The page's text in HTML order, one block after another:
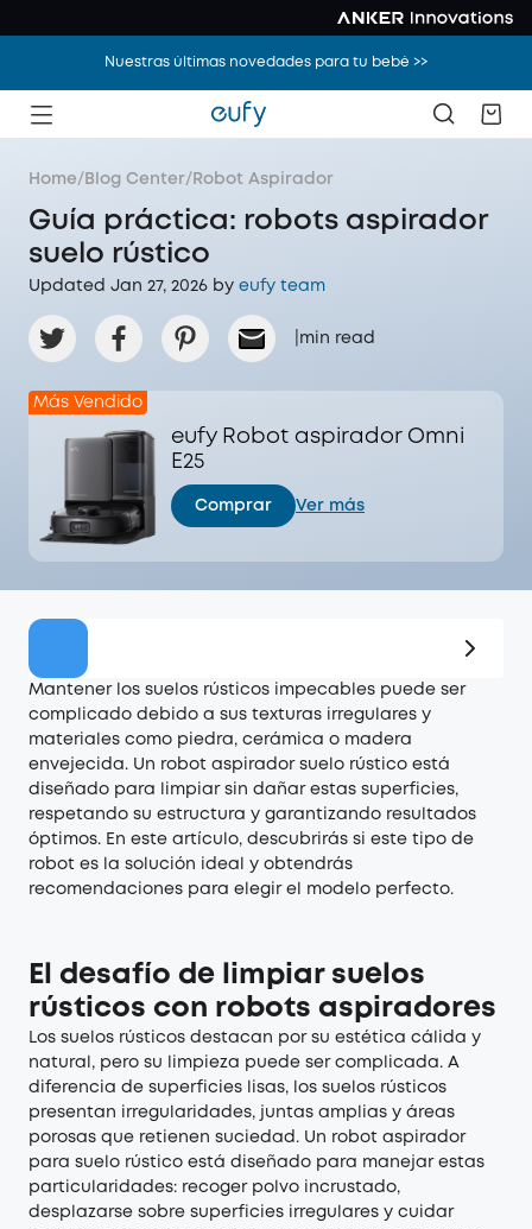
Nuestras últimas novedades para tu bebé >>
Home/ Blog Center/ Robot Aspirador
Guía práctica: robots aspirador
suelo rústico
Updated Jan 27, 2026 by eufy team
min read
Más Vendido
eufy Robot aspirador Omni
E25
Comprar Ver más
Mantener los suelos rústicos impecables puede ser
complicado debido a sus texturas irregulares y
materiales como piedra, cerámica o madera
envejecida. Un robot aspirador suelo rústico está
diseñado para limpiar sin dañar estas superficies,
respetando su estructura y garantizando resultados
óptimos. En este artículo, descubrirás si este tipo de
robot es la solución ideal y obtendrás
recomendaciones para elegir el modelo perfecto.
El desafío de limpiar suelos
rústicos con robots aspiradores
Los suelos rústicos destacan por su estética cálida y
natural, pero su limpieza puede ser complicada. A
diferencia de superficies lisas, los suelos rústicos
presentan irregularidades, juntas amplias y áreas
porosas que retienen suciedad. Un robot aspirador
para suelo rústico está diseñado para manejar estas
particularidades: recoger polvo incrustado,
desplazarse sobre superficies irregulares y cuidar